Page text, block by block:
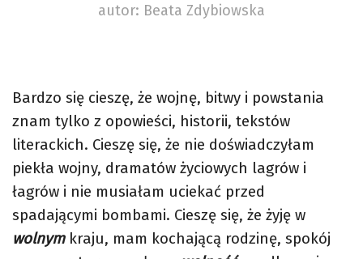
autor: Beata Zdybiowska
Bardzo się cieszę, że wojnę, bitwy i powstania
znam tylko z opowieści, historii, tekstów
literackich. Cieszę się, że nie doświadczyłam
piekła wojny, dramatów życiowych lagrów i
łagrów i nie musiałam uciekać przed
spadającymi bombami. Cieszę się, że żyję w
wolnym kraju, mam kochającą rodzinę, spokój